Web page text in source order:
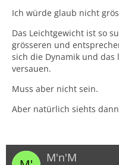
Ich würde glaub nicht
Das Leichtgewicht ist so
grösseren und
sich die Dynamik und
versauen.
Muss aber nicht sein.
Aber natürlich siehts
M'n'M